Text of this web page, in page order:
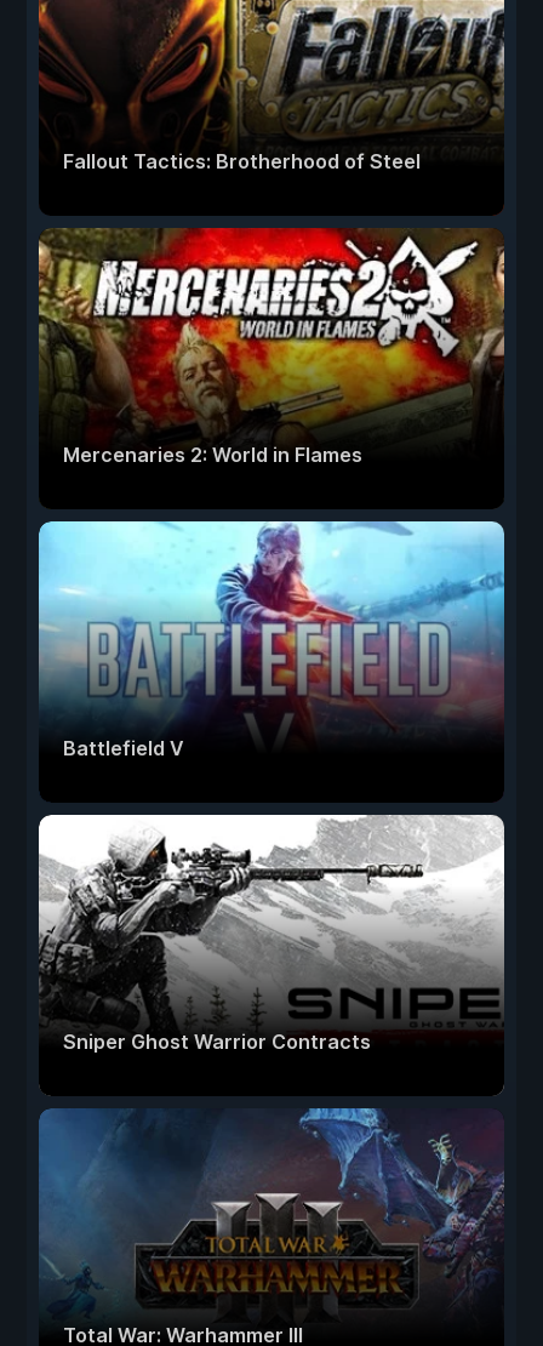
Fallout Tactics: Brotherhood of Steel
Mercenaries 2: World in Flames
Battlefield V
Sniper Ghost Warrior Contracts
Total War: Warhammer III